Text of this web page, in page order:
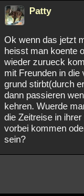
Patty
Ok wenn das jetzt
heisst man koente
wieder zurueck
mit Freunden in die
grund stirbt(durch
dann passieren
kehren. Wuerde
die Zeitreise in
vorbei kommen
sein?